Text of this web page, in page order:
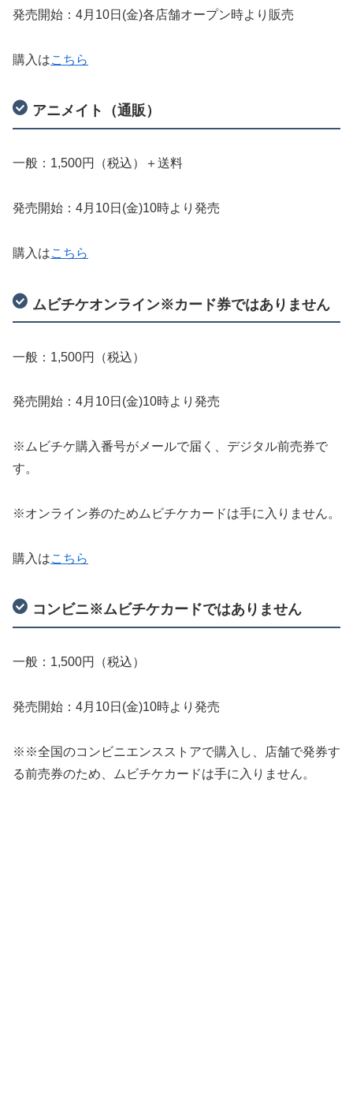
発売開始：4月10日(金)各店舗オープン時より販売
購入はこちら
アニメイト（通販）
一般：1,500円（税込）＋送料
発売開始：4月10日(金)10時より発売
購入はこちら
ムビチケオンライン※カード券ではありません
一般：1,500円（税込）
発売開始：4月10日(金)10時より発売
※ムビチケ購入番号がメールで届く、デジタル前売券で
す。
※オンライン券のためムビチケカードは手に入りません。
購入はこちら
コンビニ※ムビチケカードではありません
一般：1,500円（税込）
発売開始：4月10日(金)10時より発売
※※全国のコンビニエンスストアで購入し、店舗で発券す
る前売券のため、ムビチケカードは手に入りません。